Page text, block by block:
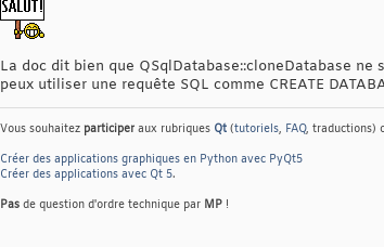
La doc dit bien que QSqlDatabase::cloneDatabase
peux utiliser une requête SQL comme CREATE
Vous souhaitez participer aux rubriques Qt (tutoriels, FAQ, traductions)
Créer des applications graphiques en Python avec PyQt5
Créer des applications avec Qt 5.
Pas de question d'ordre technique par MP !